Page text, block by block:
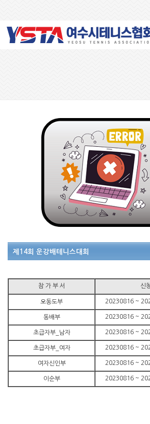
제14회 운강배테니스대회
참 가 부 서 신
오동도부 20230816 ~
동배부 20230816 ~
초급자부_남자 20230816 ~
초급자부_여자 20230816 ~
여자신인부 20230816 ~
이순부 20230816 ~